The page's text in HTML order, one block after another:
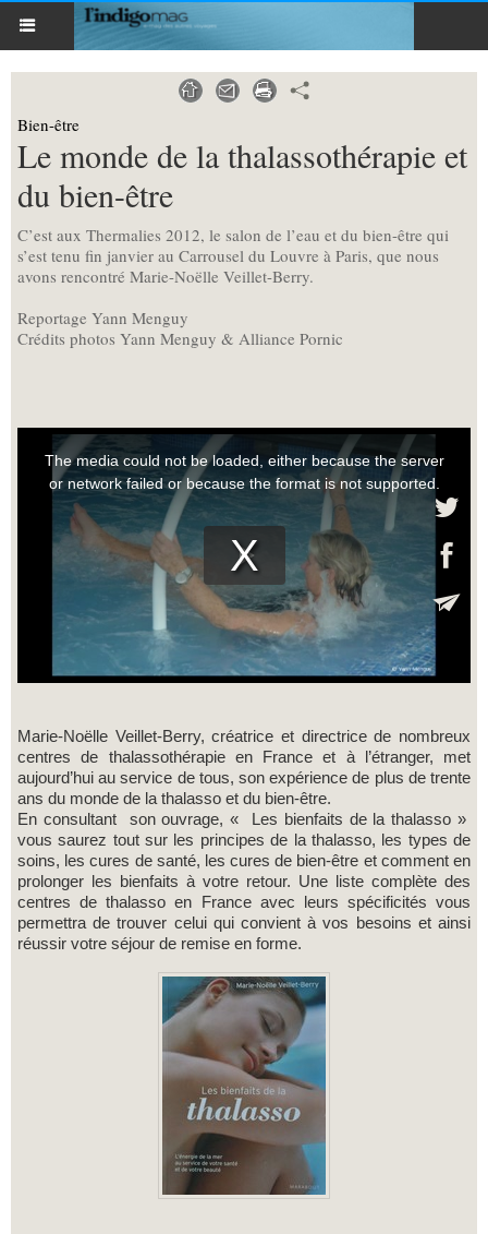
Bien-être
Le monde de la thalassothérapie et
du bien-être
C’est aux Thermalies 2012, le salon de l’eau et du bien-être qui
s’est tenu fin janvier au Carrousel du Louvre à Paris, que nous
avons rencontré Marie-Noëlle Veillet-Berry.
Reportage Yann Menguy
Crédits photos Yann Menguy & Alliance Pornic
Marie-Noëlle Veillet-Berry, créatrice et directrice de nombreux
centres de thalassothérapie en France et à l’étranger, met
aujourd’hui au service de tous, son expérience de plus de trente
ans du monde de la thalasso et du bien-être.
En consultant son ouvrage, « Les bienfaits de la thalasso »
vous saurez tout sur les principes de la thalasso, les types de
soins, les cures de santé, les cures de bien-être et comment en
prolonger les bienfaits à votre retour. Une liste complète des
centres de thalasso en France avec leurs spécificités vous
permettra de trouver celui qui convient à vos besoins et ainsi
réussir votre séjour de remise en forme.